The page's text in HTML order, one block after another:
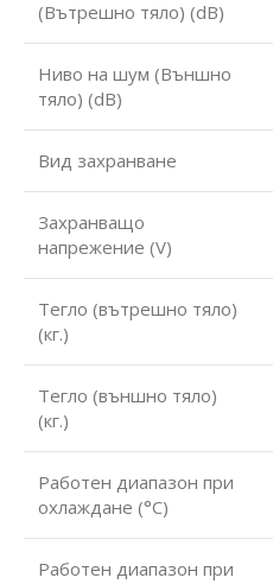
(Вътрешно тяло) (dB)
Ниво на шум (Външно
тяло) (dB)
Вид захранване
Захранващо
напрежение (V)
Тегло (вътрешно тяло)
(кг.)
Тегло (външно тяло)
(кг.)
Работен диапазон при
охлаждане (°С)
Работен диапазон при